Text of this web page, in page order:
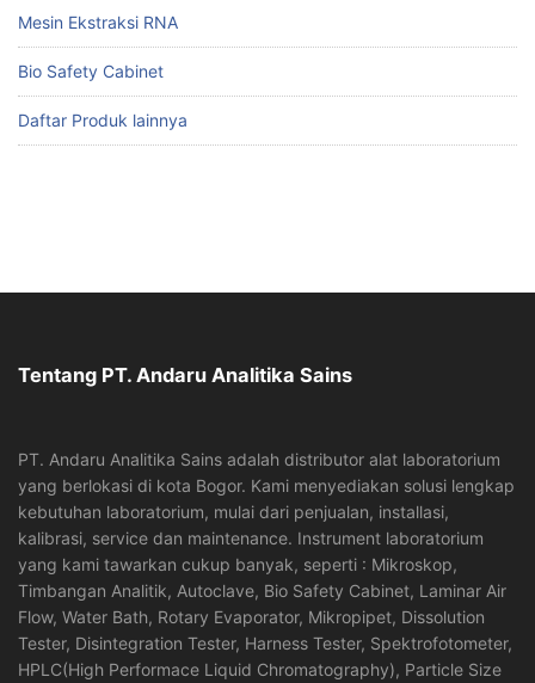
Mesin Ekstraksi RNA
Bio Safety Cabinet
Daftar Produk lainnya
Tentang PT. Andaru Analitika Sains
PT. Andaru Analitika Sains adalah distributor alat laboratorium
yang berlokasi di kota Bogor. Kami menyediakan solusi lengkap
kebutuhan laboratorium, mulai dari penjualan, installasi,
kalibrasi, service dan maintenance. Instrument laboratorium
yang kami tawarkan cukup banyak, seperti : Mikroskop,
Timbangan Analitik, Autoclave, Bio Safety Cabinet, Laminar Air
Flow, Water Bath, Rotary Evaporator, Mikropipet, Dissolution
Tester, Disintegration Tester, Harness Tester, Spektrofotometer,
HPLC(High Performace Liquid Chromatography), Particle Size